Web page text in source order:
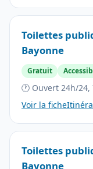
Toilettes
Bayonne
Gratuit
🕐 Ouvert 24h/24,
Voir la fiche
Toilettes
Bayonne